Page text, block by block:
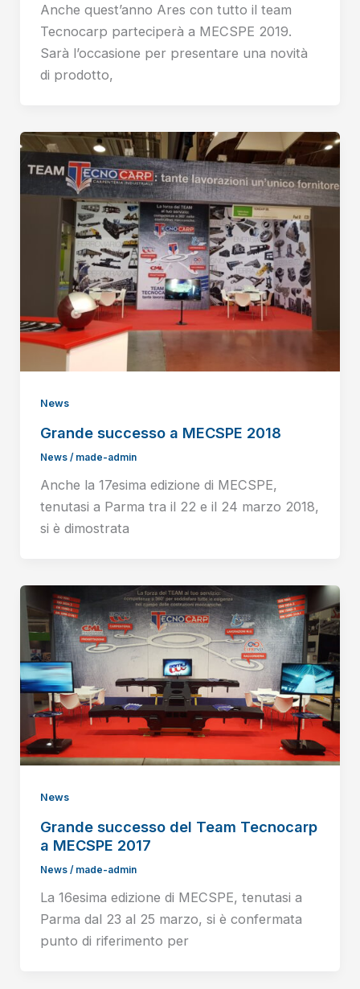
Anche quest’anno Ares con tutto il team
Tecnocarp parteciperà a MECSPE 2019.
Sarà l’occasione per presentare una novità
di prodotto,
News
Grande successo a MECSPE 2018
News/ made-admin
Anche la 17esima edizione di MECSPE,
tenutasi a Parma tra il 22 e il 24 marzo 2018,
si è dimostrata
News
Grande successo del Team Tecnocarp
a MECSPE 2017
News/ made-admin
La 16esima edizione di MECSPE, tenutasi a
Parma dal 23 al 25 marzo, si è confermata
punto di riferimento per